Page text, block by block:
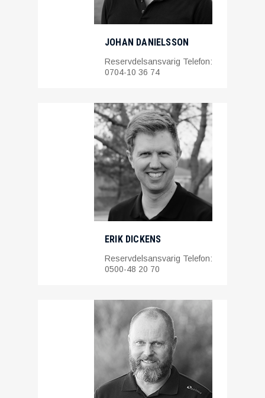
JOHAN DANIELSSON
Reservdelsansvarig Telefon:
0704-10 36 74
ERIK DICKENS
Reservdelsansvarig Telefon:
0500-48 20 70